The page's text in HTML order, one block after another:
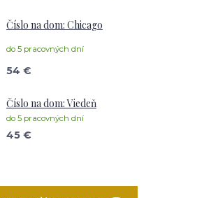
Číslo na dom: Chicago
do 5 pracovných dní
54 €
Číslo na dom: Viedeň
do 5 pracovných dní
45 €